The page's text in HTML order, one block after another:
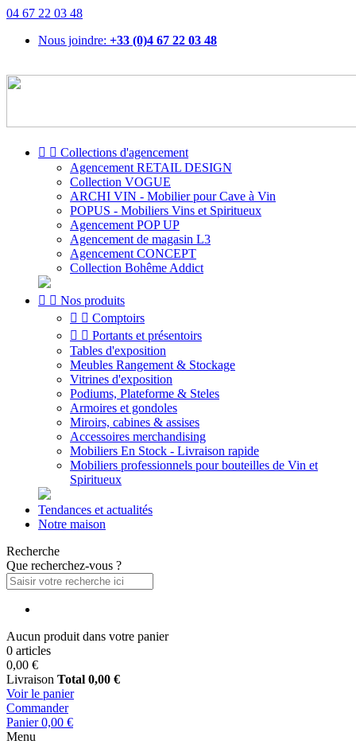
04 67 22 03 48
Nous joindre: +33 (0)4 67 22 03 48
  Collections d'agencement
Agencement RETAIL DESIGN
Collection VOGUE
ARCHI VIN - Mobilier pour Cave à Vin
POPUS - Mobiliers Vins et Spiritueux
Agencement POP UP
Agencement de magasin L3
Agencement CONCEPT
Collection Bohême Addict
  Nos produits
  Comptoirs
  Portants et présentoirs
Tables d'exposition
Meubles Rangement & Stockage
Vitrines d'exposition
Podiums, Plateforme & Steles
Armoires et gondoles
Miroirs, cabines & assises
Accessoires merchandising
Mobiliers En Stock - Livraison rapide
Mobiliers professionnels pour bouteilles de Vin et
Spiritueux
Tendances et actualités
Notre maison
Recherche
Que recherchez-vous ?
Aucun produit dans votre panier
0 articles
0,00 €
Livraison Total 0,00 €
Voir le panier
Commander
Panier 0,00 €
Menu